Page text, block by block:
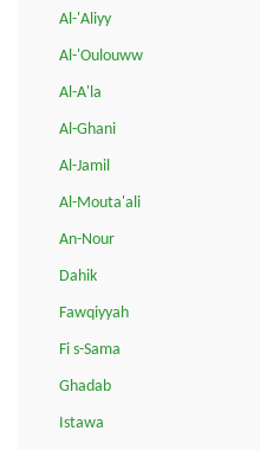
Al-'Aliyy
Al-'Oulouww
Al-A'la
Al-Ghani
Al-Jamil
Al-Mouta'ali
An-Nour
Dahik
Fawqiyyah
Fi s-Sama
Ghadab
Istawa